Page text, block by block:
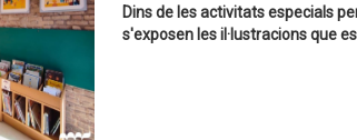
Dins de les activitats especials
s'exposen les il·lustracions que